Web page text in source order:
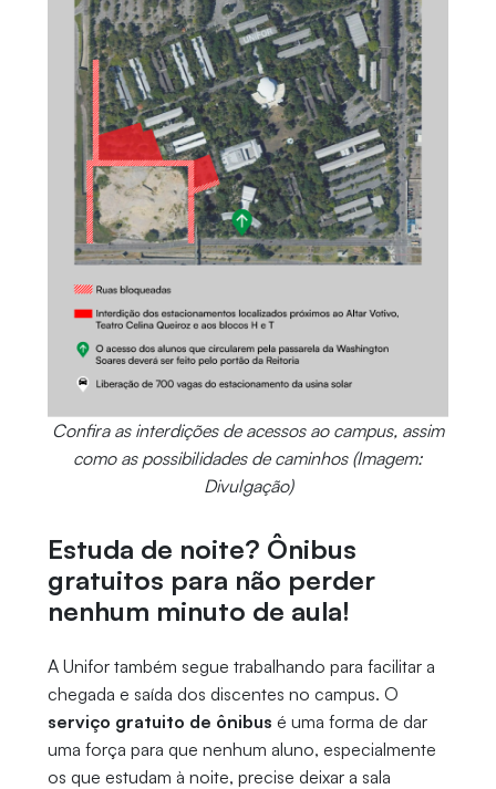
Confira as interdições de acessos ao campus, assim
como as possibilidades de caminhos (Imagem:
Divulgação)
Estuda de noite? Ônibus
gratuitos para não perder
nenhum minuto de aula!
A Unifor também segue trabalhando para facilitar a
chegada e saída dos discentes no campus. O
serviço gratuito de ônibus é uma forma de dar
uma força para que nenhum aluno, especialmente
os que estudam à noite, precise deixar a sala